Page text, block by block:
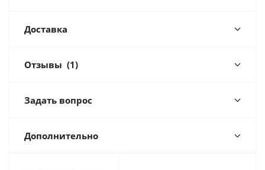
Доставка
Отзывы (1)
Задать вопрос
Дополнительно